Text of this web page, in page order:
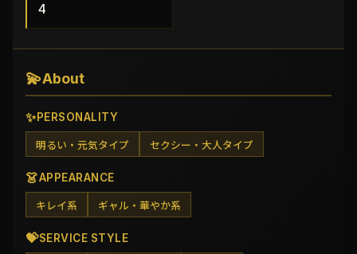
4
💫About
✨PERSONALITY
明るい・元気タイプ セクシー・大人タイプ
👗APPEARANCE
キレイ系 ギャル・華やか系
💝SERVICE STYLE